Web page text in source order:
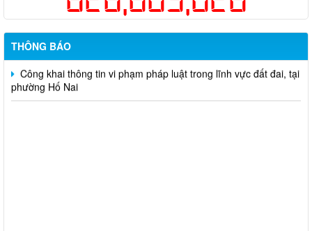
THÔNG BÁO
Hỗ trợ đăng tải thông tin hợp nhất, thay đổi địa chỉ trụ sở làm
Công khai thông tin vi phạm pháp luật trong lĩnh vực đất đai, tại
phường Hố Nai